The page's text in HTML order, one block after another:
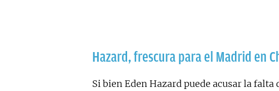
Hazard, frescura para el Madrid en
Si bien Eden Hazard puede acusar la